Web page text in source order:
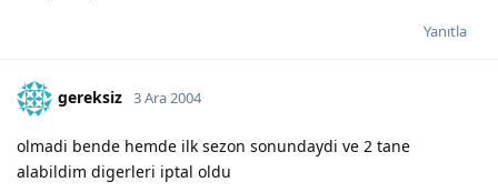
Yanıtla
gereksiz 3 Ara 2004
olmadi bende hemde ilk sezon sonundaydi ve 2 tane
alabildim digerleri iptal oldu